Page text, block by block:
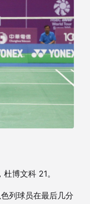
博文科 21。
列球员在最后几分